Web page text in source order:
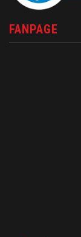
FANPAGE